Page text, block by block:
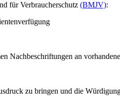
für Verbraucherschutz (BMJV):
Nachbeschriftungen an
zu bringen und die